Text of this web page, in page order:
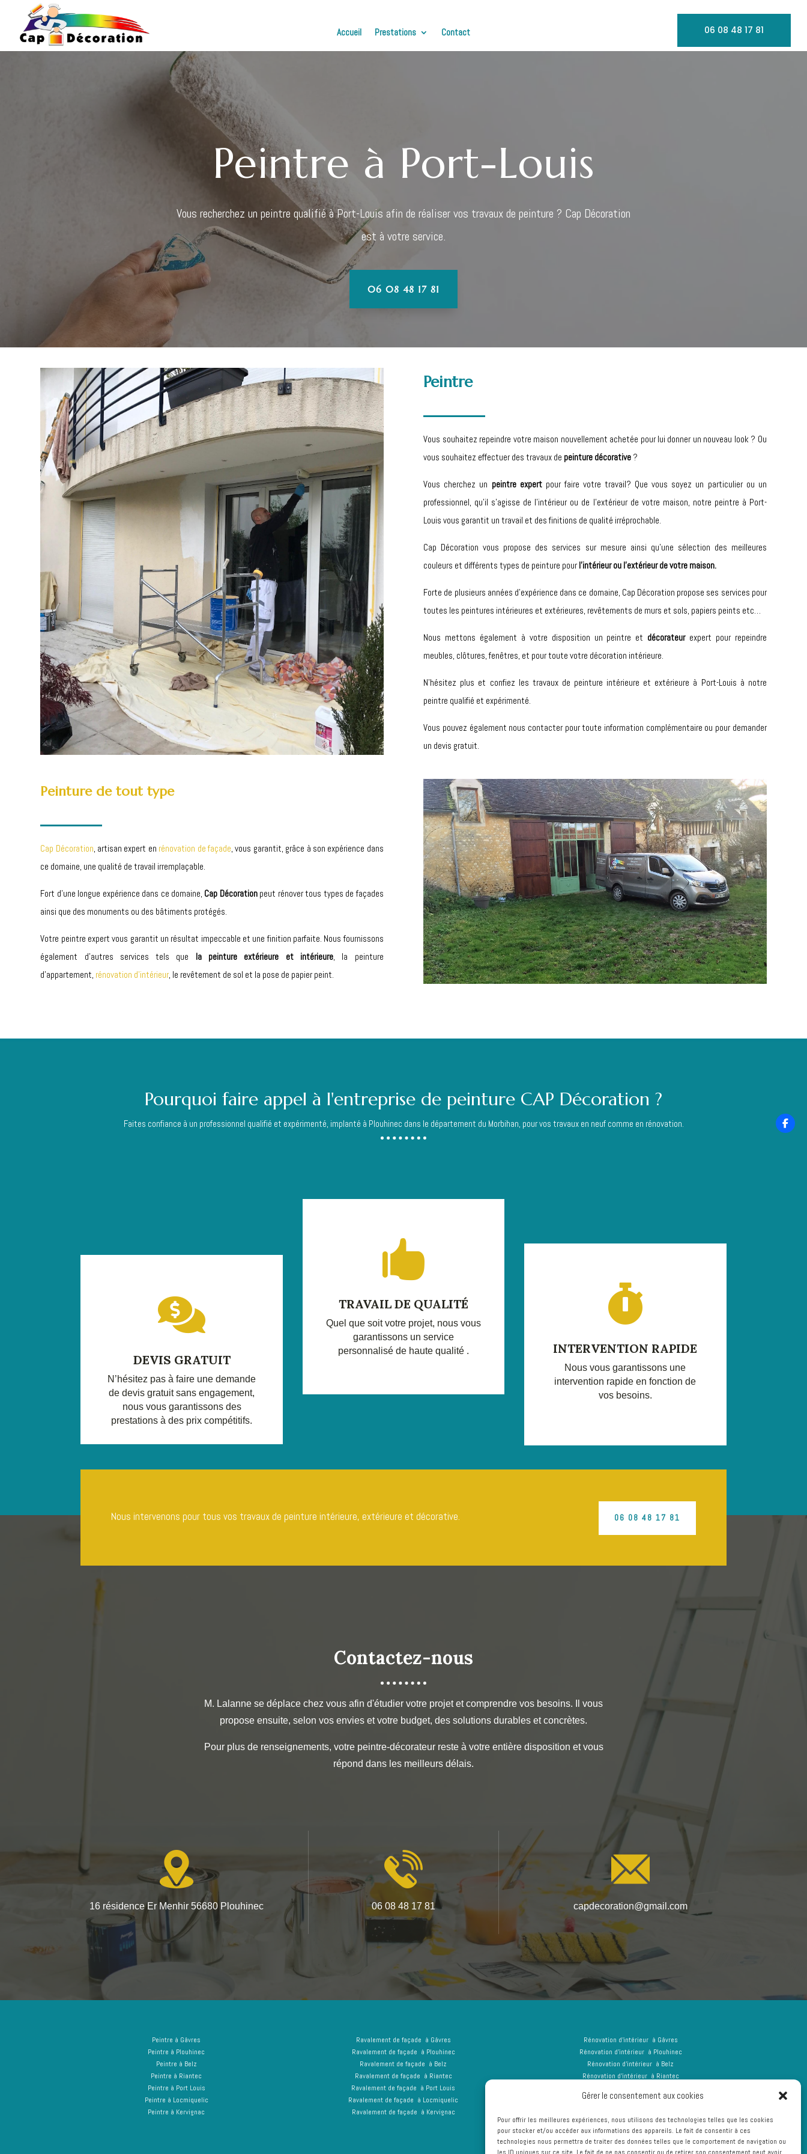
Gérer le consentement aux cookies
Pour offrir les meilleures expériences, nous utilisons des technologies telles que les cookies
pour stocker et/ou accéder aux informations des appareils. Le fait de consentir à ces
technologies nous permettra de traiter des données telles que le comportement de navigation ou
Accueil Prestations Contact 06 08 48 17 81
Peintre à Port-Louis
Vous recherchez un peintre qualifié à Port-Louis afin de réaliser vos travaux de peinture ? Cap Décoration
est à votre service.
06 08 48 17 81
Peintre
Vous souhaitez repeindre votre maison nouvellement achetée pour lui donner un nouveau look ? Ou
vous souhaitez effectuer des travaux de peinture décorative ?
Vous cherchez un peintre expertpour faire votre travail? Que vous soyez un particulier ou un
professionnel, qu’il s’agisse de l’intérieur ou de l’extérieur de votre maison, notre peintre à Port-
Louis vous garantit un travail et des finitions de qualité irréprochable.
Cap Décoration vous propose des services sur mesure ainsi qu’une sélection des meilleures
couleurs et différents types de peinture pourl’intérieur ou l’extérieur de votre maison.
Forte de plusieurs années d’expérience dans ce domaine, Cap Décoration propose ses services pour
toutes les peintures intérieures et extérieures, revêtements de murs et sols, papiers peints etc…
Nous mettons également à votre disposition un peintre et décorateurexpert pour repeindre
meubles, clôtures, fenêtres, et pour toute votre décoration intérieure.
N’hésitez plus et confiez les travaux de peinture intérieure et extérieure à Port-Louis à notre
peintre qualifié et expérimenté.
Vous pouvez également nous contacter pour toute information complémentaire ou pour demander
un devis gratuit.
Peinture de tout type
Cap Décoration , artisan expert en rénovation de façade , vous garantit, grâce à son expérience dans
ce domaine, une qualité de travail irremplaçable.
Fort d’une longue expérience dans ce domaine, Cap Décoration peut rénover tous types de façades
ainsi que des monuments ou des bâtiments protégés.
Votre peintre expert vous garantit un résultat impeccable et une finition parfaite. Nous fournissons
également d’autres services tels que la peinture extérieure et intérieure , la peinture
d’appartement, rénovation d’intérieur, le revêtement de sol et la pose de papier peint.
Pourquoi faire appel à l'entreprise de peinture CAP Décoration ?
Faites confiance à un professionnel qualifié et expérimenté, implanté à Plouhinec dans le département du Morbihan, pour vos travaux en neuf comme en rénovation.

DEVIS GRATUIT
N’hésitez pas à faire une demande
de devis gratuit sans engagement,
nous vous garantissons des
prestations à des prix compétitifs.

TRAVAIL DE QUALITÉ
Quel que soit votre projet, nous vous
garantissons un service
personnalisé de haute qualité .

INTERVENTION RAPIDE
Nous vous garantissons une
intervention rapide en fonction de
vos besoins.
Nous intervenons pour tous vos travaux de peinture intérieure, extérieure et décorative. 06 08 48 17 81
Contactez-nous
M. Lalanne se déplace chez vous afin d'étudier votre projet et comprendre vos besoins. Il vous
propose ensuite, selon vos envies et votre budget, des solutions durables et concrètes.
Pour plus de renseignements, votre peintre-décorateur reste à votre entière disposition et vous
répond dans les meilleurs délais.
16 résidence Er Menhir 56680 Plouhinec 06 08 48 17 81 capdecoration@gmail.com
Peintre à Gâvres
Peintre à Plouhinec
Peintre à Belz
Peintre à Riantec
Peintre à Port Louis
Peintre à Locmiquelic
Peintre à Kervignac
Ravalement de façade à Gâvres
Ravalement de façade à Plouhinec
Ravalement de façade à Belz
Ravalement de façade à Riantec
Ravalement de façade à Port Louis
Ravalement de façade à Locmiquelic
Ravalement de façade à Kervignac
Rénovation d’intérieur à Gâvres
Rénovation d’intérieur à Plouhinec
Rénovation d’intérieur à Belz
Rénovation d’intérieur à Riantec
Rénovation d’intérieur à Locmiquelic